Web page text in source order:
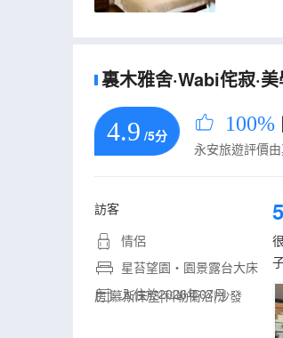
裏木雅舍·Wabi侘寂·
4.9 /5分 100%
永安旅遊評價
訪客
情侶
星苔望園・園景露台大床
房|慕斯床墊|科勒衞浴|沙發
入住於2026年07月